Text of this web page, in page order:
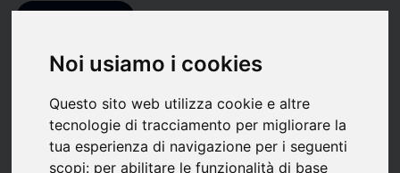
Noi usiamo i cookies
Questo sito web utilizza cookie e altre
tecnologie di tracciamento per migliorare la
tua esperienza di navigazione per i seguenti
scopi: per abilitare le funzionalità di base
(0) bookmark_border upload Condividi
Política de precios de
transferencia del grupo.